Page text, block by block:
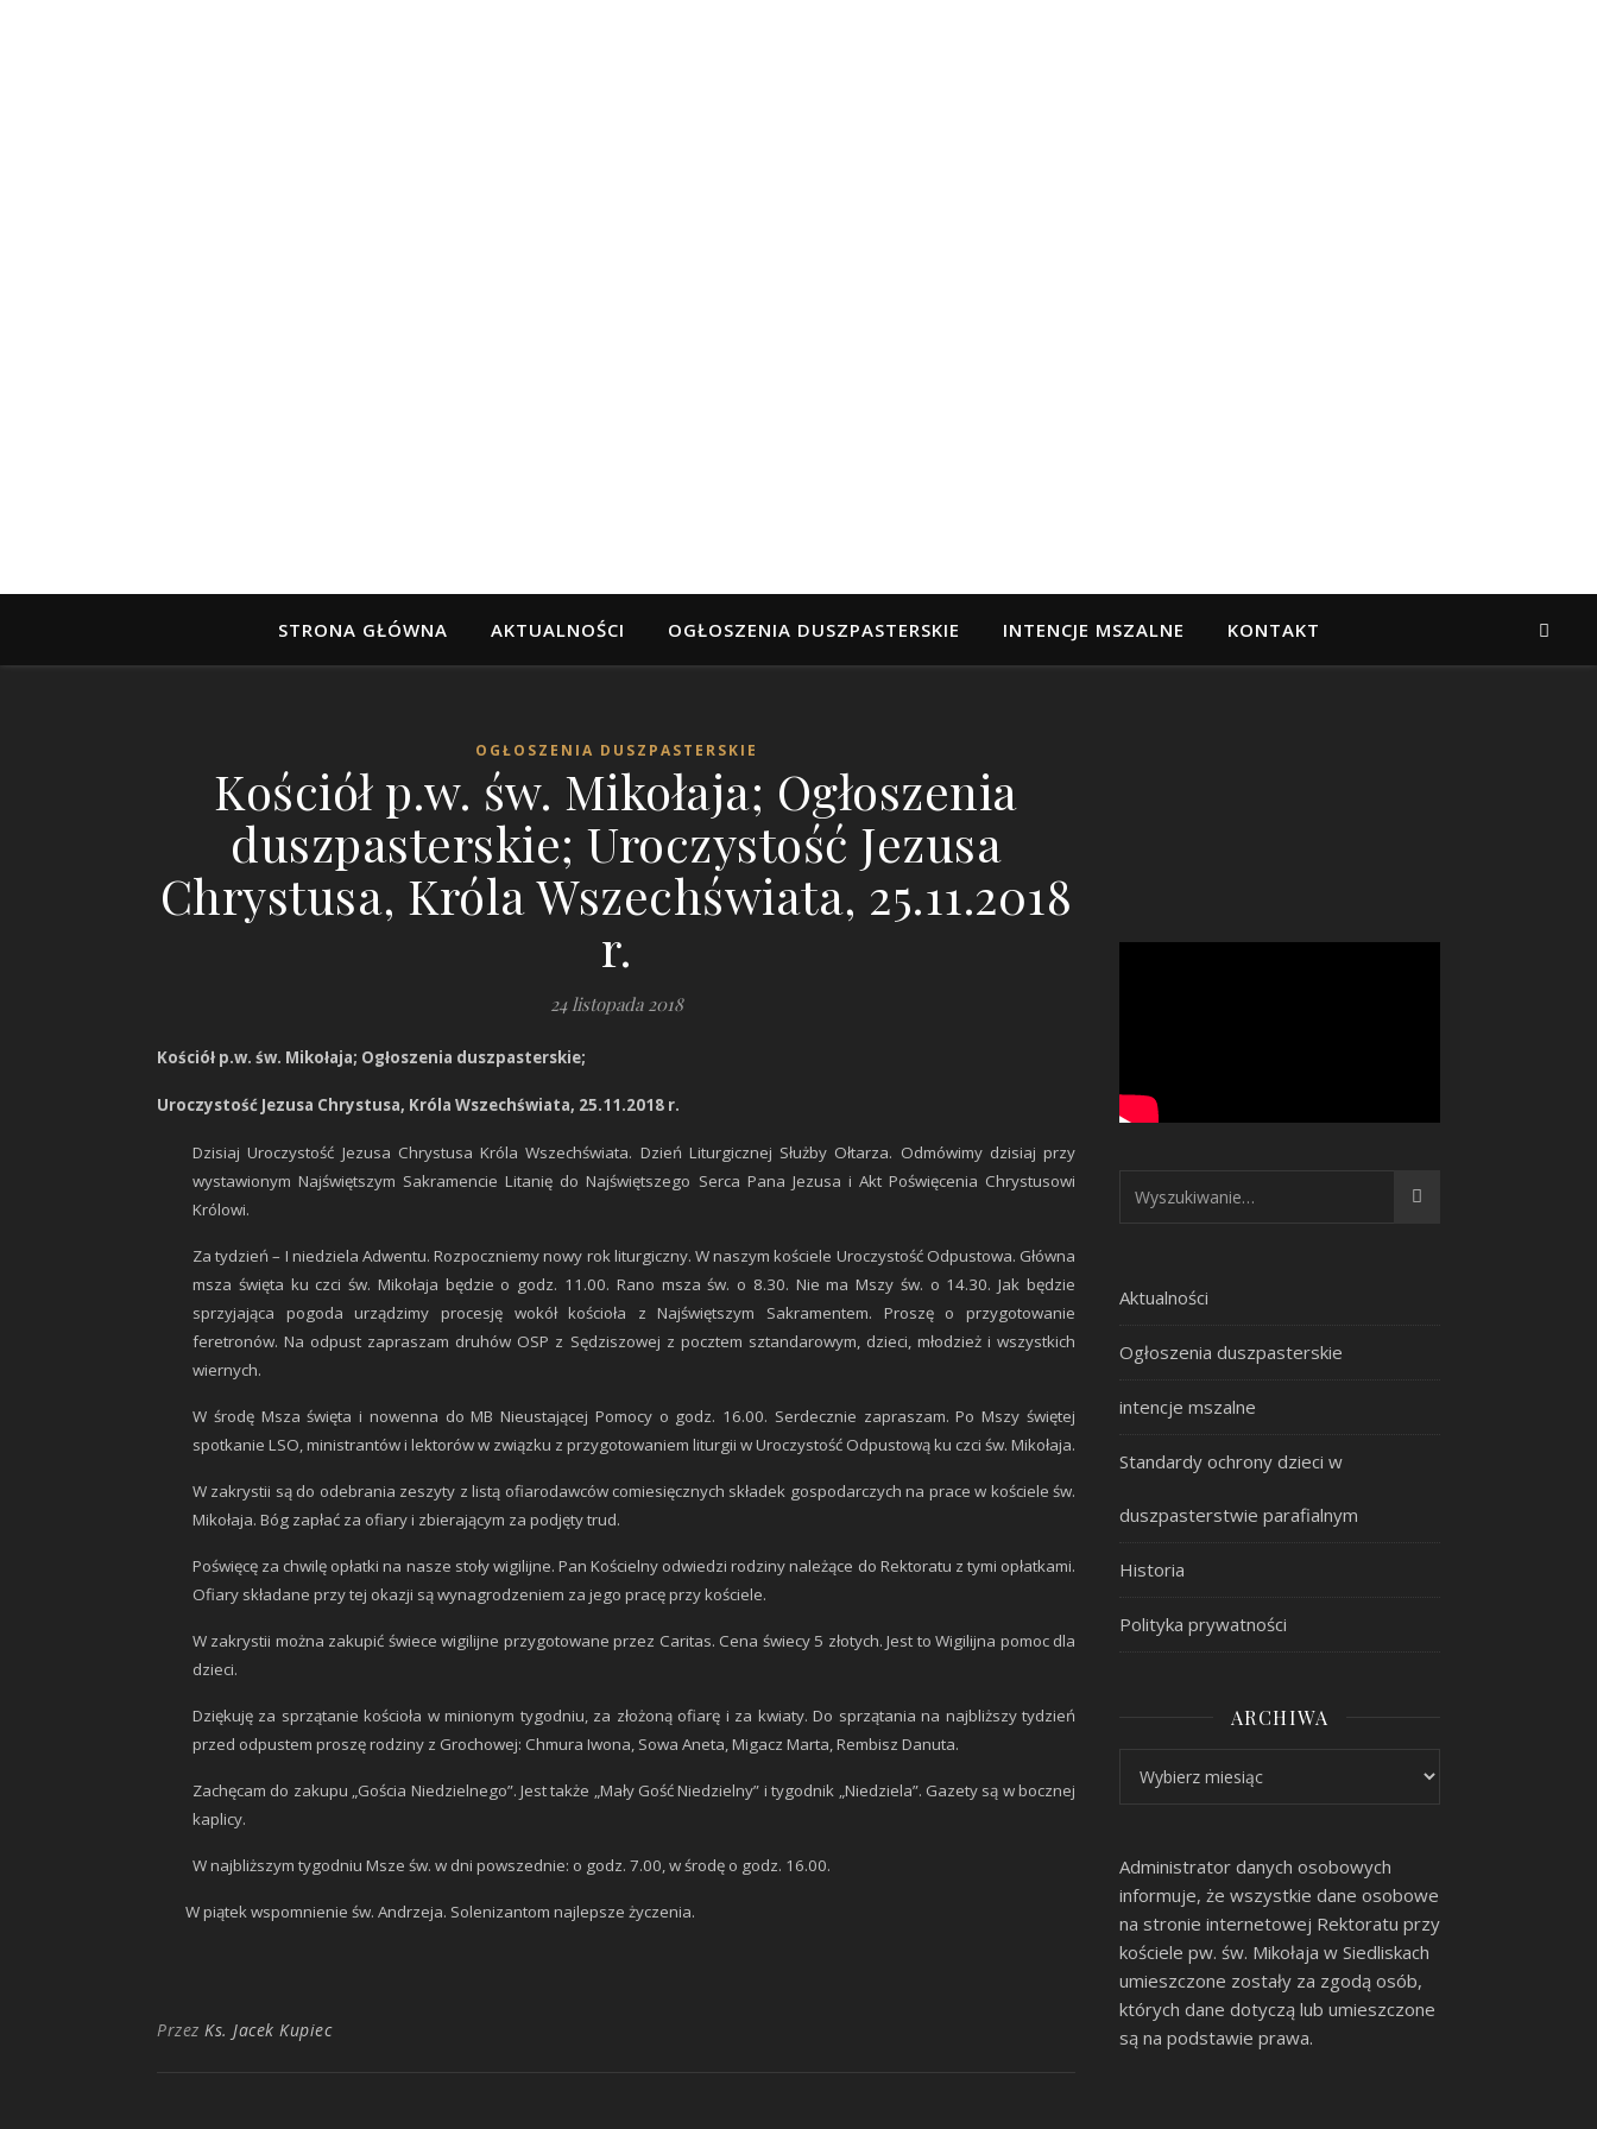
STRONA GŁÓWNA AKTUALNOŚCI OGŁOSZENIA DUSZPASTERSKIE INTENCJE MSZALNE KONTAKT
OGŁOSZENIA DUSZPASTERSKIE
Kościół p.w. św. Mikołaja; Ogłoszenia
duszpasterskie; Uroczystość Jezusa
Chrystusa, Króla Wszechświata, 25.11.2018
r.
24 listopada 2018
Kościół p.w. św. Mikołaja; Ogłoszenia duszpasterskie;
Uroczystość Jezusa Chrystusa, Króla Wszechświata, 25.11.2018 r.
Dzisiaj Uroczystość Jezusa Chrystusa Króla Wszechświata. Dzień Liturgicznej Służby Ołtarza. Odmówimy dzisiaj przy
wystawionym Najświętszym Sakramencie Litanię do Najświętszego Serca Pana Jezusa i Akt Poświęcenia Chrystusowi
Królowi.
Za tydzień – I niedziela Adwentu. Rozpoczniemy nowy rok liturgiczny. W naszym kościele Uroczystość Odpustowa. Główna
msza święta ku czci św. Mikołaja będzie o godz. 11.00. Rano msza św. o 8.30. Nie ma Mszy św. o 14.30. Jak będzie
sprzyjająca pogoda urządzimy procesję wokół kościoła z Najświętszym Sakramentem. Proszę o przygotowanie
feretronów. Na odpust zapraszam druhów OSP z Sędziszowej z pocztem sztandarowym, dzieci, młodzież i wszystkich
wiernych.
W środę Msza święta i nowenna do MB Nieustającej Pomocy o godz. 16.00. Serdecznie zapraszam. Po Mszy świętej
spotkanie LSO, ministrantów i lektorów w związku z przygotowaniem liturgii w Uroczystość Odpustową ku czci św. Mikołaja.
W zakrystii są do odebrania zeszyty z listą ofiarodawców comiesięcznych składek gospodarczych na prace w kościele św.
Mikołaja. Bóg zapłać za ofiary i zbierającym za podjęty trud.
Poświęcę za chwilę opłatki na nasze stoły wigilijne. Pan Kościelny odwiedzi rodziny należące do Rektoratu z tymi opłatkami.
Ofiary składane przy tej okazji są wynagrodzeniem za jego pracę przy kościele.
W zakrystii można zakupić świece wigilijne przygotowane przez Caritas. Cena świecy 5 złotych. Jest to Wigilijna pomoc dla
dzieci.
Dziękuję za sprzątanie kościoła w minionym tygodniu, za złożoną ofiarę i za kwiaty. Do sprzątania na najbliższy tydzień
przed odpustem proszę rodziny z Grochowej: Chmura Iwona, Sowa Aneta, Migacz Marta, Rembisz Danuta.
Zachęcam do zakupu „Gościa Niedzielnego”. Jest także „Mały Gość Niedzielny” i tygodnik „Niedziela”. Gazety są w bocznej
kaplicy.
W najbliższym tygodniu Msze św. w dni powszednie: o godz. 7.00, w środę o godz. 16.00.
W piątek wspomnienie św. Andrzeja. Solenizantom najlepsze życzenia.
Przez Ks. Jacek Kupiec
Aktualności
Ogłoszenia duszpasterskie
intencje mszalne
Standardy ochrony dzieci w
duszpasterstwie parafialnym
Historia
Polityka prywatności
ARCHIWA
Administrator danych osobowych
informuje, że wszystkie dane osobowe
na stronie internetowej Rektoratu przy
kościele pw. św. Mikołaja w Siedliskach
umieszczone zostały za zgodą osób,
których dane dotyczą lub umieszczone
są na podstawie prawa.